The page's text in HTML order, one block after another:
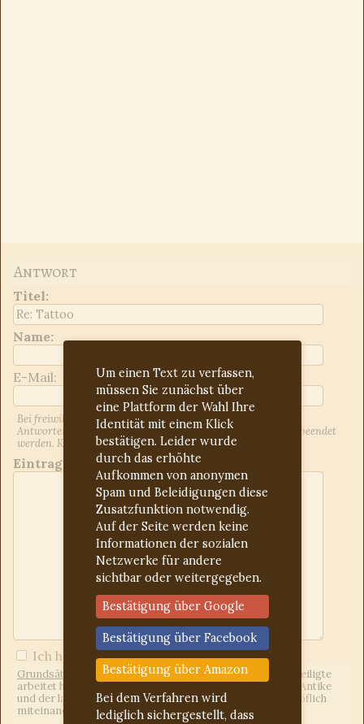
Um einen Text zu verfassen,
müssen Sie zunächst über
eine Plattform der Wahl Ihre
Identität mit einem Klick
bestätigen. Leider wurde
durch das erhöhte
Aufkommen von anonymen
Spam und Beleidigungen diese
Zusatzfunktion notwendig.
Auf der Seite werden keine
Informationen der sozialen
Netzwerke für andere
sichtbar oder weitergegeben.
Bestätigung über Google
Bestätigung über Facebook
Bestätigung über Amazon
Bei dem Verfahren wird
lediglich sichergestellt, dass
Antwort
Titel:
Name:
E-Mail:
Bei freiwilliger Angabe der E-Mail-Adresse werden Sie über
Antworten auf Ihren Beitrag informiert. Dies kann jederzeit beendet
werden. Kontrollieren Sie ggf. den Spam-Ordner.
Eintrag:
Ich habe dieForumregelngelesen
Grundsätzliches:
Wir sind ein freies Forum, d.h. jeder Beteiligte
arbeitet hier unentgeltlich. Uns eint das Interesse an der Antike
und der lateinischen Sprache. Wir gehen freundlich und höflich
miteinander um.